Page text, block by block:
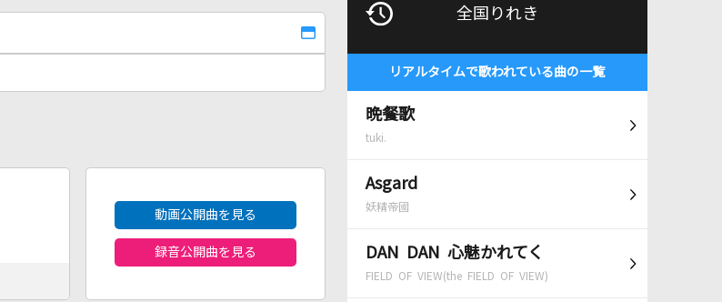
全国りれき
リアルタイムで歌われている曲の一覧
晩餐歌
tuki.
Asgard
妖精帝國
DAN DAN 心魅かれてく
FIELD OF VIEW(the FIELD OF VIEW)
動画公開曲を見る
録音公開曲を見る